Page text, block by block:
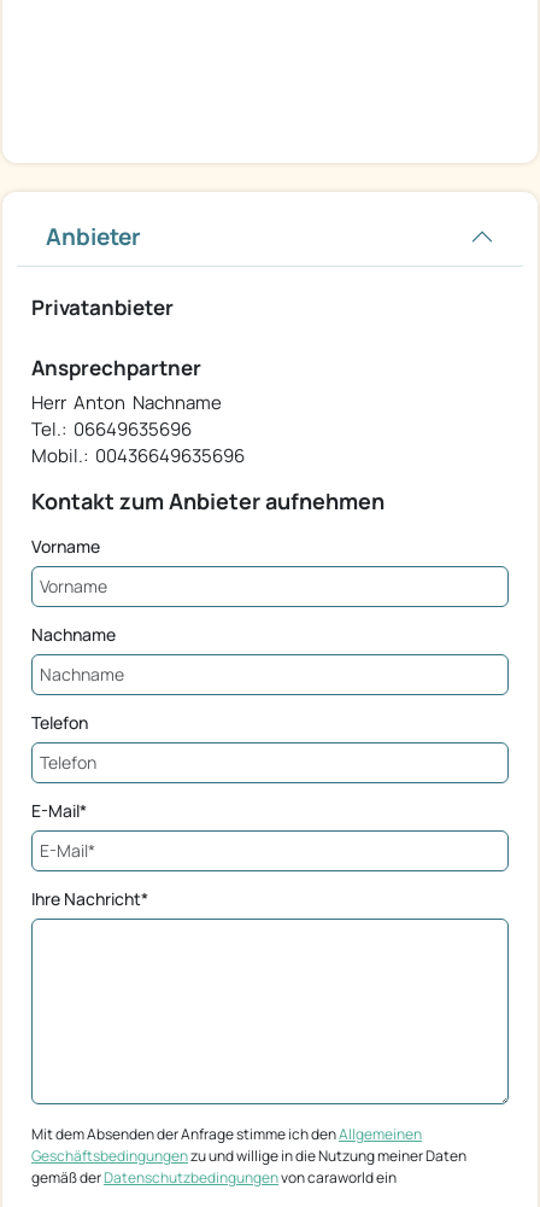
Anbieter
Privatanbieter
Ansprechpartner
Herr Anton Nachname
Tel.: 06649635696
Mobil.: 00436649635696
Kontakt zum Anbieter aufnehmen
Vorname
Nachname
Telefon
E-Mail*
Ihre Nachricht*
Mit dem Absenden der Anfrage stimme ich denAllgemeinen
Geschäftsbedingungenzu und willige in die Nutzung meiner Daten
gemäß derDatenschutzbedingungenvon caraworld ein